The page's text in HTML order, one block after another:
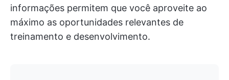
informações permitem que você aproveite ao
máximo as oportunidades relevantes de
treinamento e desenvolvimento.